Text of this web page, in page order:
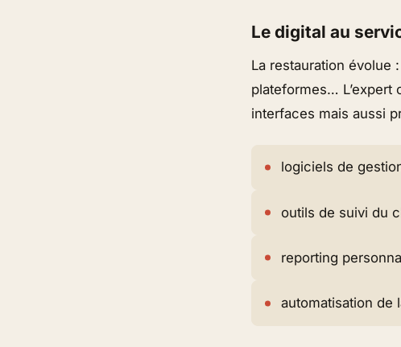
Le digital au
La restauration évolue
plateformes… L’expert
interfaces mais aussi
logiciels de
outils de suivi du
reporting
automatisation de